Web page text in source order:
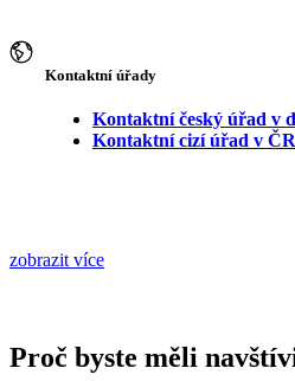
Kontaktní úřady
Kontaktní český úřad v
Kontaktní cizí úřad v ČR
zobrazit více
Proč byste měli